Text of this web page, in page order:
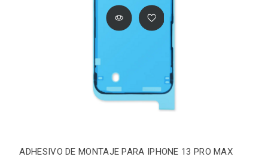
ADHESIVO DE MONTAJE PARA IPHONE 13 PRO MAX